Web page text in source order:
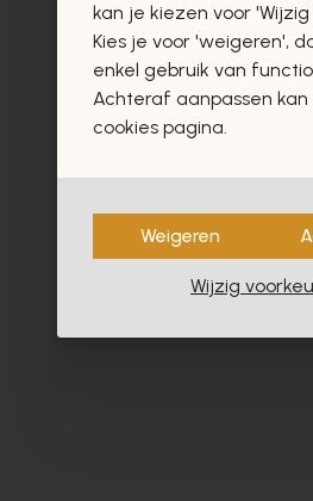
vast ook
kan je kiezen voor 'Wijzig
Kies je voor 'weigeren',
enkel gebruik van
Achteraf aanpassen
cookies pagina.
Weigeren
Wijzig